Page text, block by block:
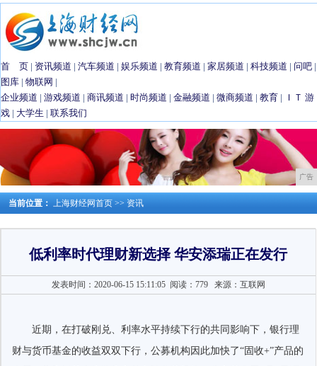
首 页 | 资讯频道 | 汽车频道 | 娱乐频道 | 教育频道 | 家居频道 | 科技频道 | 问吧 |
图库 | 物联网 |
企业频道 | 游戏频道 | 商讯频道 | 时尚频道 | 金融频道 | 微商频道 | 教育 | ＩＴ 游
戏 | 大学生 | 联系我们
广告
当前位置： 上海财经网首页 >> 资讯
低利率时代理财新选择 华安添瑞正在发行
发表时间：2020-06-15 15:11:05 阅读：779来源：互联网
近期，在打破刚兑、利率水平持续下行的共同影响下，银行理
财与货币基金的收益双双下行，公募机构因此加快了“固收+”产品的